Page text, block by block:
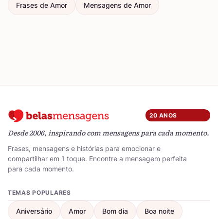
Frases de Amor Mensagens de Amor
20 ANOS
Desde 2006, inspirando com mensagens para cada momento.
Frases, mensagens e histórias para emocionar e
compartilhar em 1 toque. Encontre a mensagem perfeita
para cada momento.
TEMAS POPULARES
Aniversário Amor Bom dia Boa noite